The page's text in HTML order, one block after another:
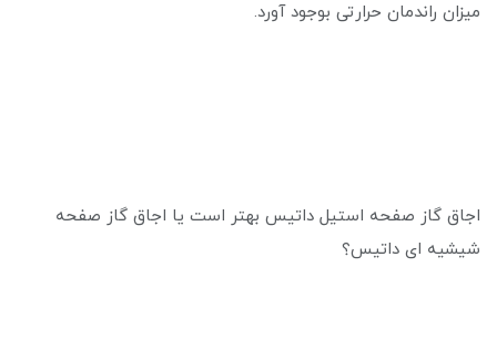
میزان راندمان حرارتی بوجود آورد.
اجاق گاز صفحه استیل داتیس بهتر است یا اجاق گاز صفحه
شیشیه ای داتیس؟